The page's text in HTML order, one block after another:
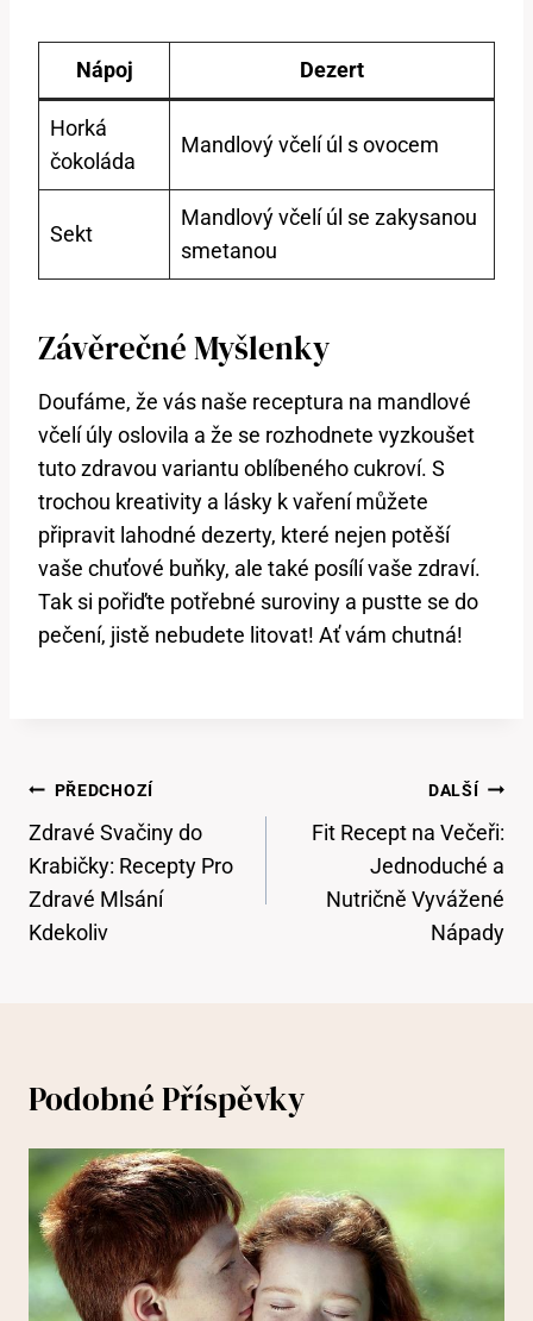
Nápoj Dezert
Horká
čokoláda
Mandlový včelí úl s ovocem
Sekt
Mandlový včelí úl se zakysanou
smetanou
Závěrečné Myšlenky
Doufáme, že vás naše receptura na mandlové
včelí úly oslovila a že se rozhodnete vyzkoušet
tuto zdravou variantu oblíbeného cukroví. S
trochou kreativity a lásky k vaření můžete
připravit lahodné dezerty, které nejen potěší
vaše chuťové buňky, ale také posílí vaše zdraví.
Tak si pořiďte potřebné suroviny a pustte se do
pečení, jistě nebudete litovat! Ať vám chutná!
Navigace
Pro
Příspěvek
PŘEDCHOZÍ
Zdravé Svačiny do
Krabičky: Recepty Pro
Zdravé Mlsání
Kdekoliv
DALŠÍ
Fit Recept na Večeři:
Jednoduché a
Nutričně Vyvážené
Nápady
Podobné Příspěvky